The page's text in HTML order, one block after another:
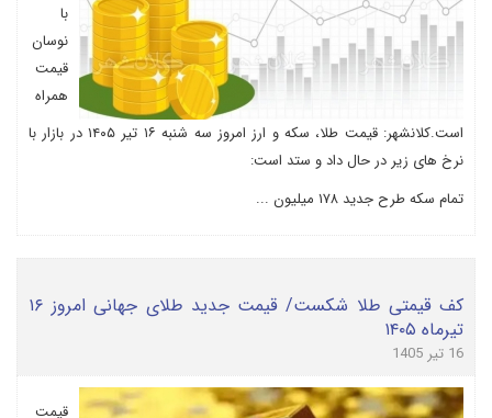
با
نوسان
قیمت
همراه
است.کلانشهر: قیمت طلا، سکه و ارز امروز سه شنبه ۱۶ تیر ۱۴۰۵ در بازار با
نرخ های زیر در حال داد و ستد است:
تمام سکه طرح جدید ۱۷۸ میلیون ...
کف قیمتی طلا شکست/ قیمت جدید طلای جهانی امروز ۱۶
تیرماه ۱۴۰۵
16 تیر 1405
قیمت